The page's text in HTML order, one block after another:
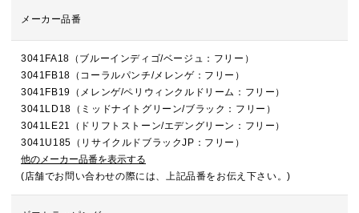
メーカー品番
3041FA18（ブルーインディゴ/ベージュ：フリー）
3041FB18（コーラルパンチ/メレンゲ：フリー）
3041FB19（メレンゲ/ペリウィンクルドリーム：フリー）
3041LD18（ミッドナイトグリーン/ブラック：フリー）
3041LE21（ドリフトストーン/エデングリーン：フリー）
3041U185（リサイクルドブラックJP：フリー）
他のメーカー品番を表示する
(店舗でお問い合わせの際には、上記品番をお伝え下さい。)